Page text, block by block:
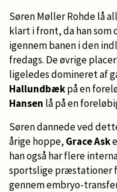
Søren Møller Rohde lå
klart i front, da han
igennem banen i den
fredags. De øvrige
ligeledes domineret af
Hallundbækpå en
Hansen lå på en
Søren dannede ved
årige hoppe, Grace Ask
han også har flere
sportslige præstationer
gennem embryo-